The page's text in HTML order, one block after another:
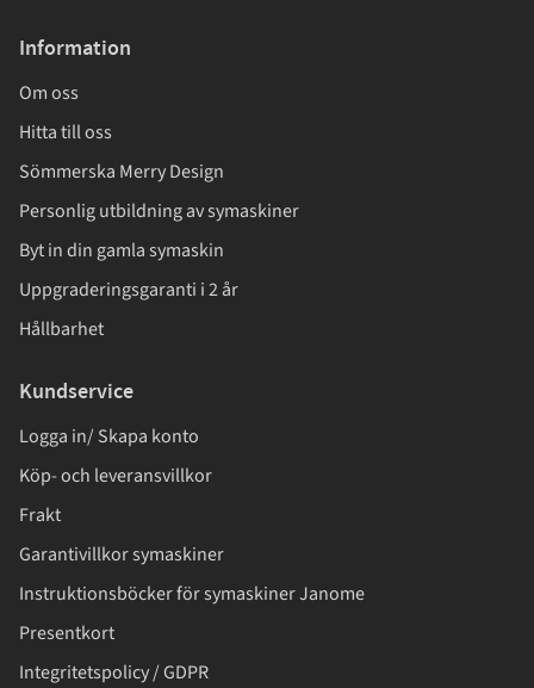
Information
Om oss
Hitta till oss
Sömmerska Merry Design
Personlig utbildning av symaskiner
Byt in din gamla symaskin
Uppgraderingsgaranti i 2 år
Hållbarhet
Kundservice
Logga in/ Skapa konto
Köp- och leveransvillkor
Frakt
Garantivillkor symaskiner
Instruktionsböcker för symaskiner Janome
Presentkort
Integritetspolicy / GDPR